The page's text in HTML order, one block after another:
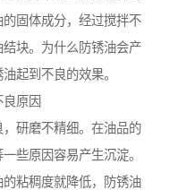
固体成分，经过搅拌不
块。为什么防锈油会产
起到不良的效果。
良原因
研磨不精细。在油品的
些原因容易产生沉淀。
粘稠度就降低，防锈油